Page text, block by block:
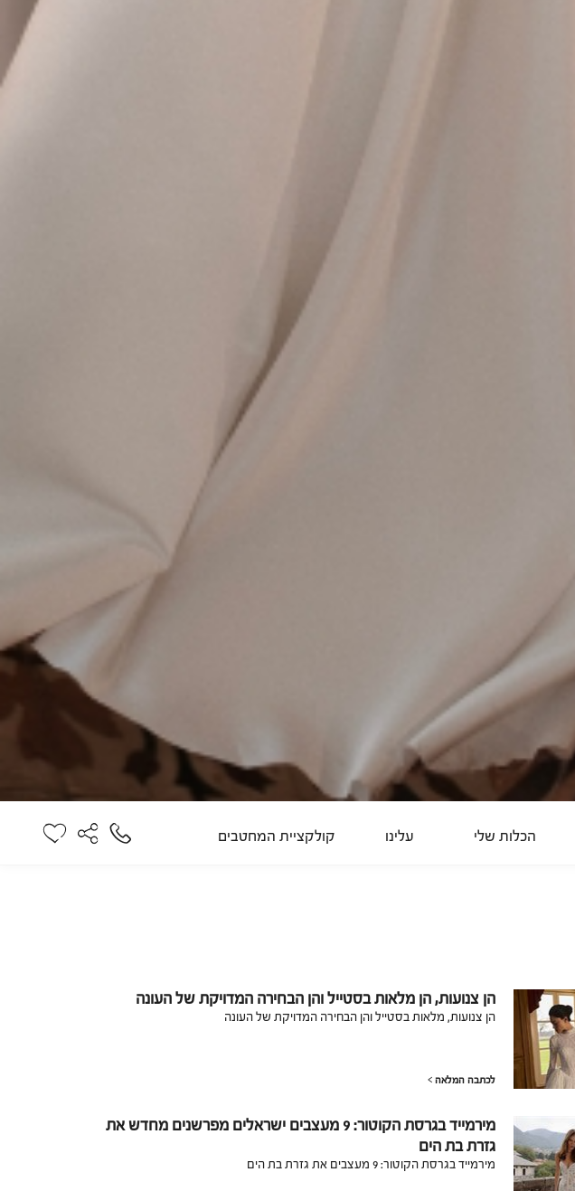
הכלות שלי עלינו קולקציית המחטבים
הן צנועות, הן מלאות בסטייל והן הבחירה המדויקת של העונה
הן צנועות, מלאות בסטייל והן הבחירה המדויקת של העונה
לכתבה המלאה
מירמייד בגרסת הקוטור: 9 מעצבים ישראלים מפרשנים מחדש את
גזרת בת הים
מירמייד בגרסת הקוטור: 9 מעצבים את גזרת בת הים